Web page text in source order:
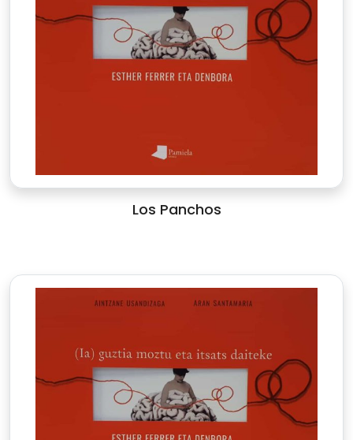
Los Panchos